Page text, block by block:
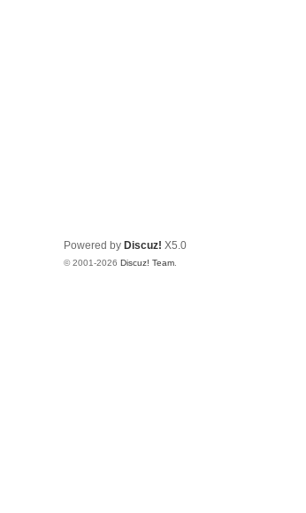
Powered by Discuz! X5.0
© 2001-2026 Discuz! Team